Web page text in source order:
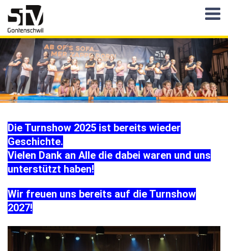
Die Turnshow 2025 ist bereits wieder
Geschichte.
Vielen Dank an Alle die dabei waren und uns
unterstützt haben!
Wir freuen uns bereits auf die Turnshow
2027!